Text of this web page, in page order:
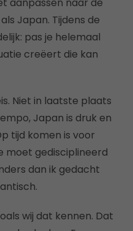
Japan. Tijdens de
pas je helemaal
creëert die kan
Niet in laatste plaats
Japan is druk en
tijd komen is voor
moet gedisciplineerd
dan ik gedacht
wij dat kennen. Dat